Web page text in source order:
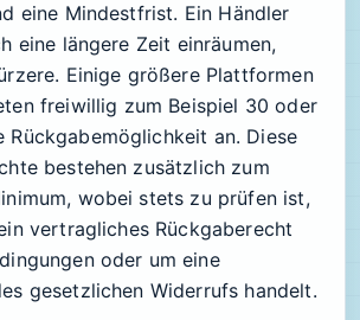
eine Mindestfrist. Ein Händler
eine längere Zeit einräumen,
Einige größere Plattformen
freiwillig zum Beispiel 30 oder
Rückgabemöglichkeit an. Diese
bestehen zusätzlich zum
wobei stets zu prüfen ist,
vertragliches Rückgaberecht
oder um eine
gesetzlichen Widerrufs handelt.